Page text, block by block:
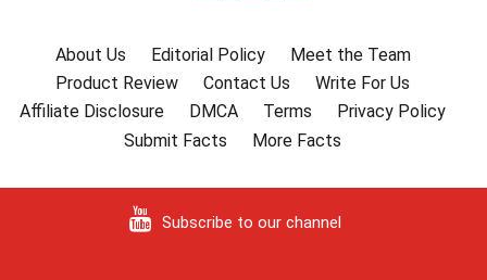
About Us Editorial Policy
Meet the Team
Product Review
Contact Us
Write For Us
Affiliate Disclosure
DMCA Terms
Privacy Policy
Submit Facts
More Facts
Subscribe to our channel